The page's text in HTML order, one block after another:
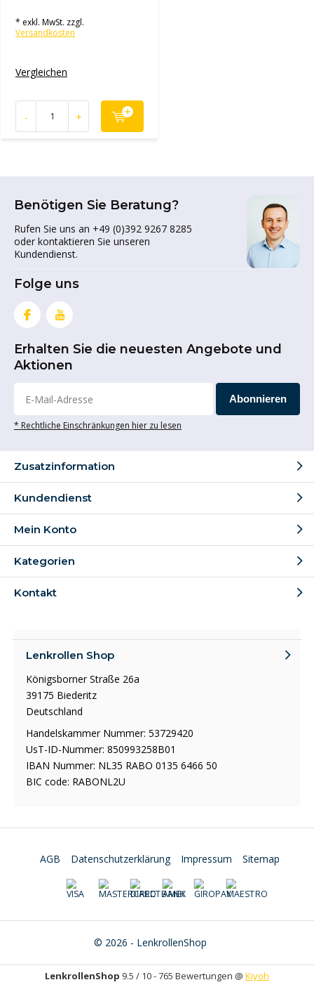
* exkl. MwSt. zzgl.
Versandkosten
Vergleichen
- +
Benötigen Sie Beratung?
Rufen Sie uns an +49 (0)392 9267 8285
oder kontaktieren Sie unseren
Kundendienst.
Folge uns
Erhalten Sie die neuesten Angebote und
Aktionen
Abonnieren
* Rechtliche Einschränkungen hier zu lesen
Zusatzinformation
Kundendienst
Mein Konto
Kategorien
Kontakt
Lenkrollen Shop
Königsborner Straße 26a
39175 Biederitz
Deutschland
Handelskammer Nummer: 53729420
UsT-ID-Nummer: 850993258B01
IBAN Nummer: NL35 RABO 0135 6466 50
BIC code: RABONL2U
© 2026 - LenkrollenShop
AGB Datenschutzerklärung Impressum Sitemap
LenkrollenShop 9.5 / 10-765 Bewertungen @ Kiyoh